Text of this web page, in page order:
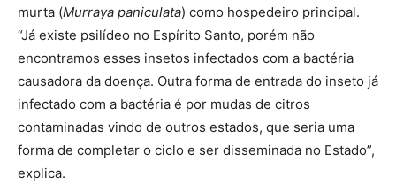
murta (Murraya paniculata) como hospedeiro principal.
“Já existe psilídeo no Espírito Santo, porém não
encontramos esses insetos infectados com a bactéria
causadora da doença. Outra forma de entrada do inseto já
infectado com a bactéria é por mudas de citros
contaminadas vindo de outros estados, que seria uma
forma de completar o ciclo e ser disseminada no Estado”,
explica.